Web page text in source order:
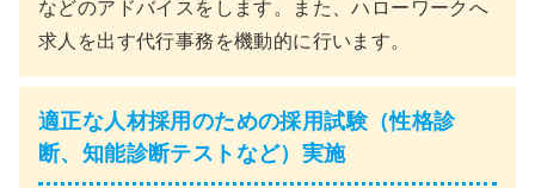
などのアドバイスをします。また、ハローワークへ
求人を出す代行事務を機動的に行います。
適正な人材採用のための採用試験（性格診
断、知能診断テストなど）実施